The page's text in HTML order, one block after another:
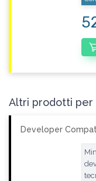
Altri prodotti per
Developer